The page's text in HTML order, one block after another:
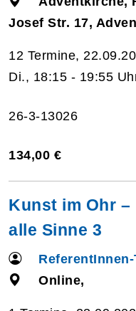
Josef Str. 17,
12 Termine,
Di., 18:15 - 19:55
26-3-13026
134,00 €
Kunst im Ohr
alle Sinne 3
ReferentInnen-
Online,